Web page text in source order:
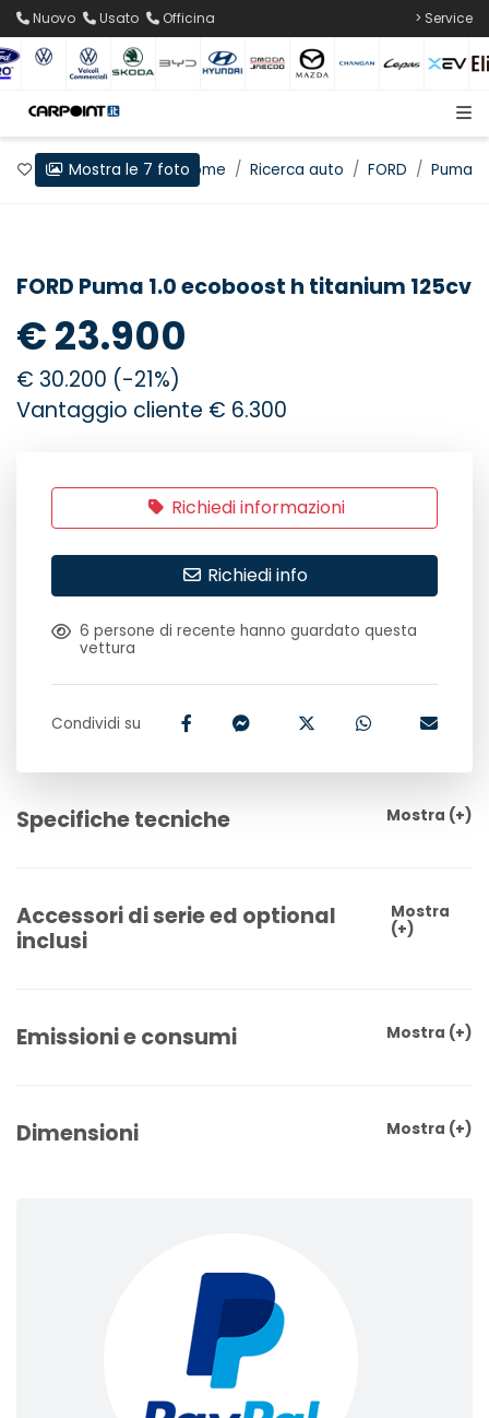
Nuovo Usato Officina > Service
Preferiti Home Ricerca auto FORD Puma
Mostra le 7 foto
FORD Puma 1.0 ecoboost h titanium 125cv
€ 23.900
€ 30.200 (-21%)
Vantaggio cliente € 6.300
Richiedi informazioni
Richiedi info
6 persone di recente hanno guardato questa
vettura
Condividi su
Specifiche tecniche Mostra (+)
Accessori di serie ed optional
inclusi
Mostra
(+)
Emissioni e consumi Mostra (+)
Dimensioni Mostra (+)